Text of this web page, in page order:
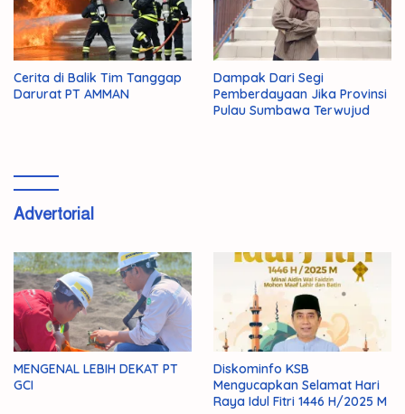
Cerita di Balik Tim Tanggap
Darurat PT AMMAN
Dampak Dari Segi
Pemberdayaan Jika Provinsi
Pulau Sumbawa Terwujud
Advertorial
MENGENAL LEBIH DEKAT PT
GCI
Diskominfo KSB
Mengucapkan Selamat Hari
Raya Idul Fitri 1446 H/2025 M